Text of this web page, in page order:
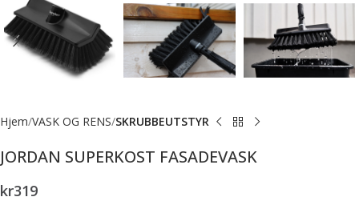
Hjem VASK OG RENS SKRUBBEUTSTYR
JORDAN SUPERKOST FASADEVASK
kr319